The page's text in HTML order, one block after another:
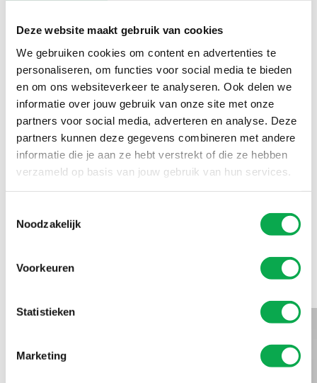
Deze website maakt gebruik van cookies
We gebruiken cookies om content en advertenties te
personaliseren, om functies voor social media te bieden
en om ons websiteverkeer te analyseren. Ook delen we
informatie over jouw gebruik van onze site met onze
partners voor social media, adverteren en analyse. Deze
partners kunnen deze gegevens combineren met andere
informatie die je aan ze hebt verstrekt of die ze hebben
verzameld op basis van jouw gebruik van hun services.
Noodzakelijk
Voorkeuren
Statistieken
Marketing
uitsparingen voor lichtbakken, airco’s of een strakke
afwerking van de uiteinden.
Maatwerk afwerking
Al onze producten zijn ommanteld: voorzien van een
afwerkingslaag. Precies van het materiaal en met de
kunststoffolie, melaminefolie, papier of zelfs leer behoren
het interieur dat jij voor ogen hebt. Dit zijn onze meest